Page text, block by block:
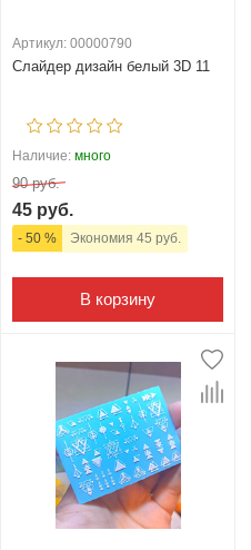
Артикул: 00000790
Слайдер дизайн белый 3D 11
Наличие: много
90 руб.
45 руб.
- 50 % Экономия 45 руб.
В корзину